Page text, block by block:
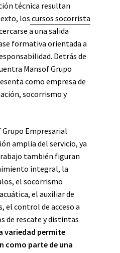
técnica resultan
los cursos socorrista
a una salida
formativa orientada a
Detrás de
Mansof Grupo
como empresa de
socorrismo y
Grupo Empresarial
amplia del servicio, ya
también figuran
integral, la
el socorrismo
el auxiliar de
control de acceso a
de rescate y distintas
variedad permite
como parte de una